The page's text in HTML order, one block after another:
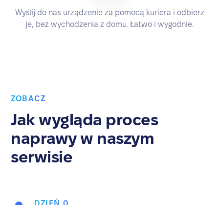
Wyślij do nas urządzenie za pomocą kuriera i odbierz
je, bez wychodzenia z domu. Łatwo i wygodnie.
ZOBACZ
Jak wygląda proces
naprawy w naszym
serwisie
DZIEŃ 0